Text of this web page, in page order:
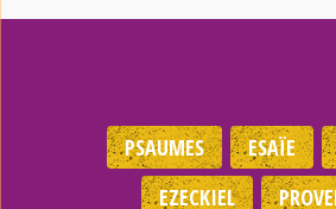
PSAUMES ESAÏE
EZECKIEL